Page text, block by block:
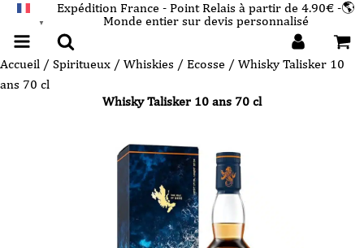
▼
Expédition France - Point Relais à partir de 4.90€ -🌎
Monde entier sur devis personnalisé
Accueil / Spiritueux / Whiskies / Ecosse / Whisky Talisker 10
ans 70 cl
Whisky Talisker 10 ans 70 cl